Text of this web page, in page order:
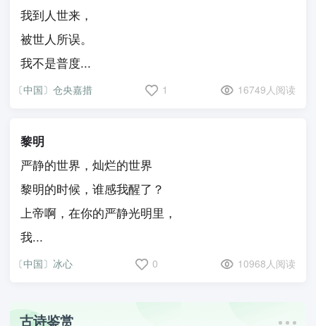
我到人世来，
被世人所误。
我不是普度...
〔中国〕仓央嘉措 1 16749人阅读
黎明
严静的世界，灿烂的世界
黎明的时候，谁感我醒了？
上帝啊，在你的严静光明里，
我...
〔中国〕冰心 0 10968人阅读
古诗鉴赏